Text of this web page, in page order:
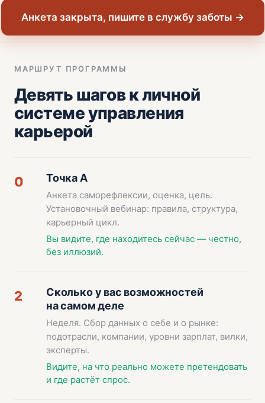
Анкета закрыта, пишите в службу заботы →
МАРШРУТ ПРОГРАММЫ
Девять шагов к личной
системе управления
карьерой
0 Точка А
Анкета саморефлексии, оценка, цель.
Установочный вебинар: правила, структура,
карьерный цикл.
Вы видите, где находитесь сейчас — честно,
без иллюзий.
2
Сколько у вас возможностей
на самом деле
Неделя. Сбор данных о себе и о рынке:
подотрасли, компании, уровни зарплат, вилки,
эксперты.
Видите, на что реально можете претендовать
и где растёт спрос.